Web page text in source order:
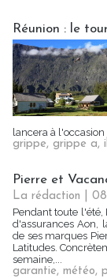
Réunion : le
lancera à
grippe, grippe a,
Pierre et
La rédaction |
Pendant toute l'été,
d'assurances Aon,
de ses marques
Latitudes.
semaine,...
garantie, météo,